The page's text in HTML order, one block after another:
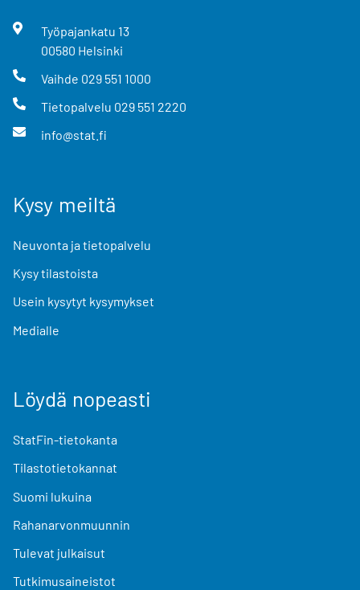
Työpajankatu 13
00580 Helsinki
Vaihde 029 551 1000
Tietopalvelu 029 551 2220
info@stat.fi
Kysy meiltä
Neuvonta ja tietopalvelu
Kysy tilastoista
Usein kysytyt kysymykset
Medialle
Löydä nopeasti
StatFin-tietokanta
Tilastotietokannat
Suomi lukuina
Rahanarvonmuunnin
Tulevat julkaisut
Tutkimusaineistot